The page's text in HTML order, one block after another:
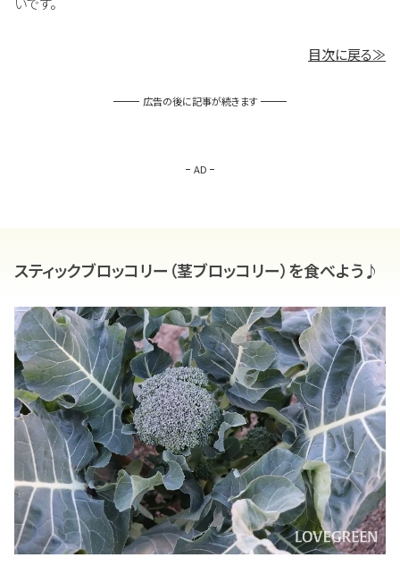
目次に戻る≫
広告の後に記事が続きます
AD
スティックブロッコリー（茎ブロッコリー）を食べよう♪